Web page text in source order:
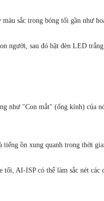
sắc trong bóng tối gần như
người, sau đó bật đèn LED trắng
như "Con mắt" (ống kính) của
tiếng ồn xung quanh trong thời
AI-ISP có thể làm sắc nét